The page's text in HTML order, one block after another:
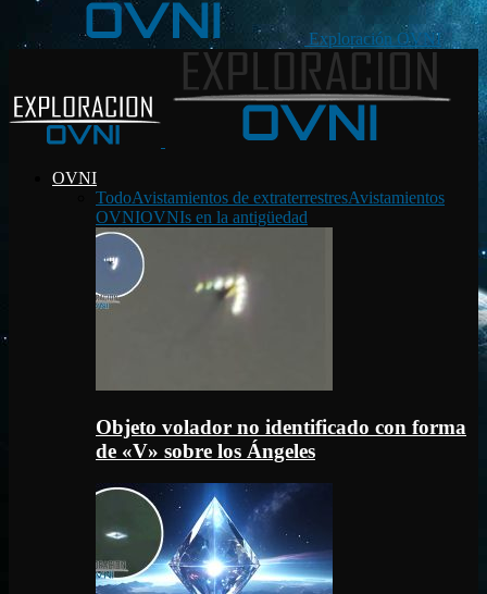
Exploración OVNI
OVNI
TodoAvistamientos de extraterrestresAvistamientos
OVNIOVNIs en la antigüedad
Objeto volador no identificado con forma
de «V» sobre los Ángeles